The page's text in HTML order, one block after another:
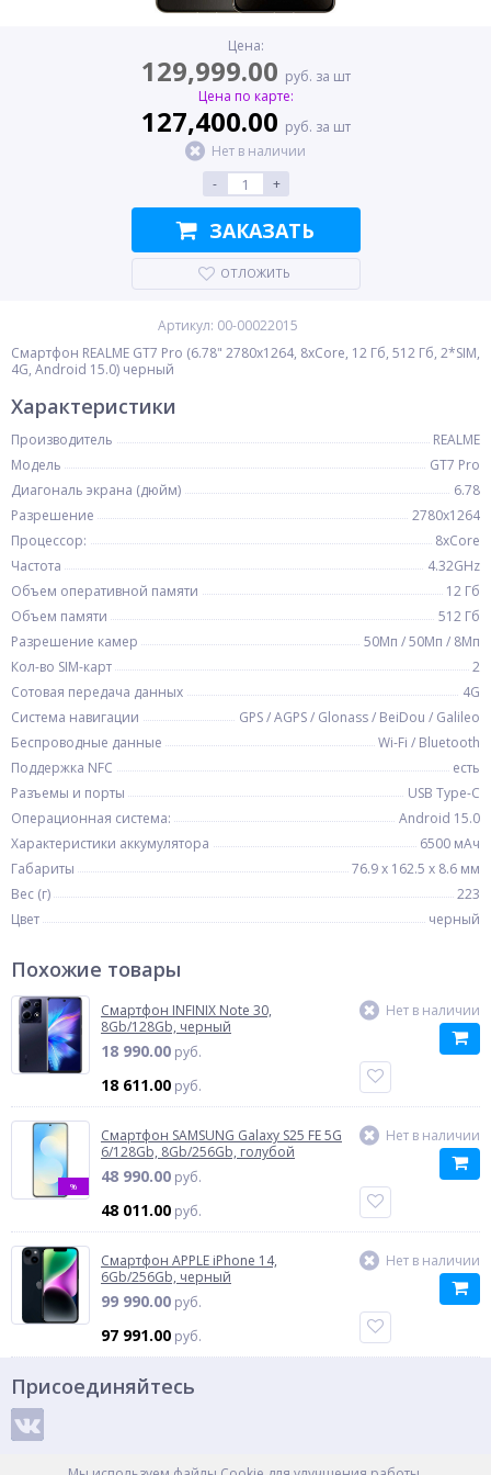
Цена:
129,999.00 руб. за шт
Цена по карте:
127,400.00 руб. за шт
Нет в наличии
-
+
ЗАКАЗАТЬ
ОТЛОЖИТЬ
Артикул: 00-00022015
Смартфон REALME GT7 Pro (6.78" 2780x1264, 8xCore, 12 Гб, 512 Гб, 2*SIM,
4G, Android 15.0) черный
Характеристики
Производитель
REALME
Модель
GT7 Pro
Диагональ экрана (дюйм)
6.78
Разрешение
2780x1264
Процессор:
8xCore
Частота
4.32GHz
Объем оперативной памяти
12 Гб
Объем памяти
512 Гб
Разрешение камер
50Мп / 50Мп / 8Мп
Кол-во SIM-карт
2
Сотовая передача данных
4G
Система навигации
GPS / AGPS / Glonass / BeiDou / Galileo
Беспроводные данные
Wi-Fi / Bluetooth
Поддержка NFC
есть
Разъемы и порты
USB Type-C
Операционная система:
Android 15.0
Характеристики аккумулятора
6500 мАч
Габариты
76.9 х 162.5 х 8.6 мм
Вес (г)
223
Цвет
черный
Похожие товары
Смартфон INFINIX Note 30,
8Gb/128Gb, черный
18 990.00 руб.
18 611.00 руб.
Нет в наличии
%
Смартфон SAMSUNG Galaxy S25 FE 5G
6/128Gb, 8Gb/256Gb, голубой
48 990.00 руб.
48 011.00 руб.
Нет в наличии
Смартфон APPLE iPhone 14,
6Gb/256Gb, черный
99 990.00 руб.
97 991.00 руб.
Нет в наличии
Присоединяйтесь
Способы оплаты